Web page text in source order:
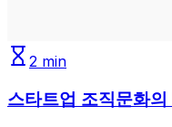
2 min
스타트업 조직문화